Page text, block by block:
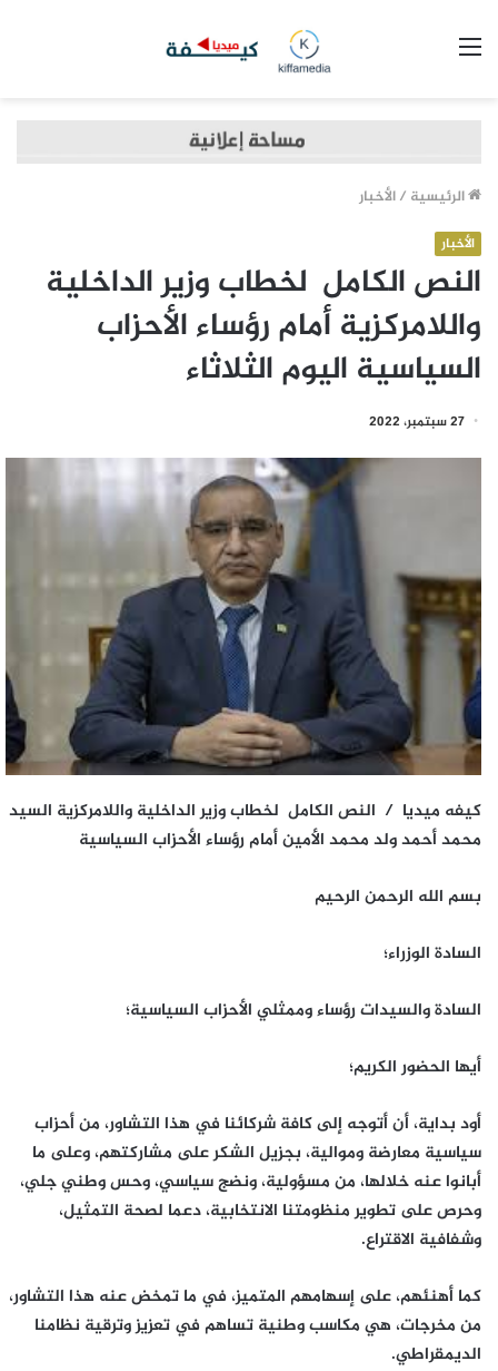
الرئيسية /الأخبار
الأخبار
النص الكامل لخطاب وزير الداخلية
واللامركزية أمام رؤساء الأحزاب
السياسية اليوم الثلاثاء
27 سبتمبر، 2022
كيفه ميديا / النص الكامل لخطاب وزير الداخلية واللامركزية السيد
محمد أحمد ولد محمد الأمين أمام رؤساء الأحزاب السياسية
بسم الله الرحمن الرحيم
السادة الوزراء؛
السادة والسيدات رؤساء وممثلي الأحزاب السياسية؛
أيها الحضور الكريم؛
أود بداية، أن أتوجه إلى كافة شركائنا في هذا التشاور، من أحزاب
سياسية معارضة وموالية، بجزيل الشكر على مشاركتهم، وعلى ما
أبانوا عنه خلالها، من مسؤولية، ونضج سياسي، وحس وطني جلي،
وحرص على تطوير منظومتنا الانتخابية، دعما لصحة التمثيل،
وشفافية الاقتراع.
كما أهنئهم، على إسهامهم المتميز، في ما تمخض عنه هذا التشاور،
من مخرجات، هي مكاسب وطنية تساهم في تعزيز وترقية نظامنا
الديمقراطي.